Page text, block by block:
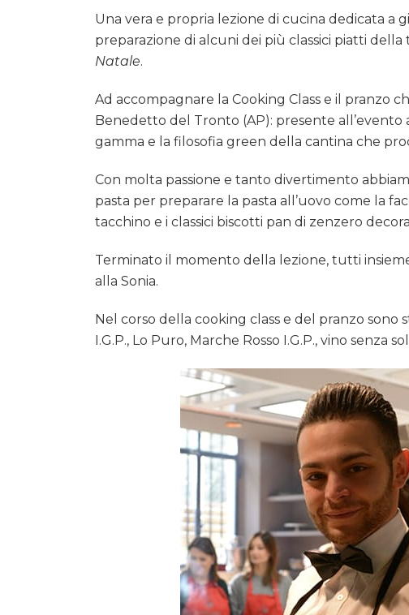
Una vera e propria lezione di cucina dedicata
preparazione di alcuni dei più classici piatti della
Natale.
Ad accompagnare la Cooking Class e il pranzo
Benedetto del Tronto (AP): presente all’evento
gamma e la filosofia green della cantina che
Con molta passione e tanto divertimento
pasta per preparare la pasta all’uovo come la
tacchino e i classici biscotti pan di zenzero
Terminato il momento della lezione, tutti
alla Sonia.
Nel corso della cooking class e del pranzo sono
I.G.P., Lo Puro, Marche Rosso I.G.P., vino